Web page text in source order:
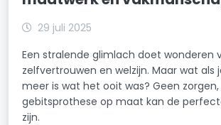
29 juli 2025
Een stralende glimlach doet wonderen
zelfvertrouwen en welzijn. Maar wat als
meer is wat het ooit was? Geen
gebitsprothese op maat kan de
zijn.